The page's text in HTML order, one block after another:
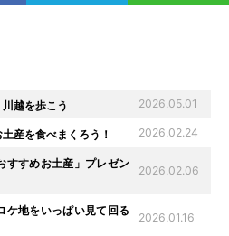
川越を歩こう 2026.05.01
産を食べまくろう！ 2026.02.24
すすめお土産」プレゼン
2026.02.06
ケ地をいっぱい見て回る
2026.01.16